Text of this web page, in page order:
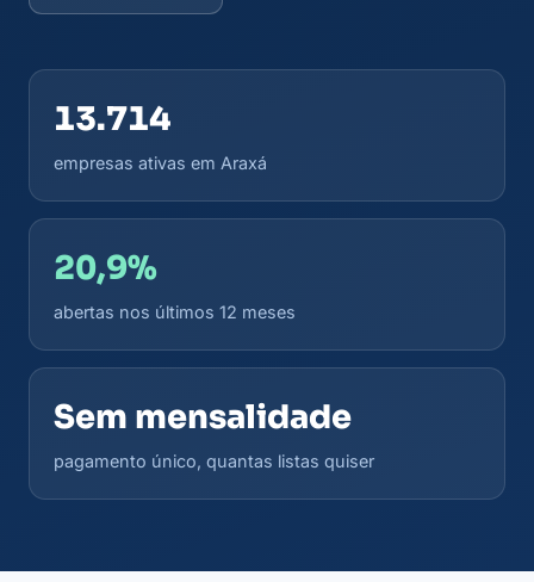
13.714
empresas ativas em Araxá
20,9%
abertas nos últimos 12 meses
Sem mensalidade
pagamento único, quantas listas quiser